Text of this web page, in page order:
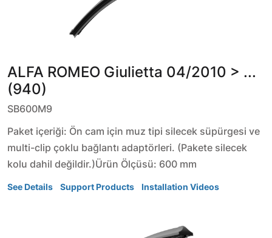
ALFA ROMEO Giulietta 04/2010 > ...
(940)
SB600M9
Paket içeriği: Ön cam için muz tipi silecek süpürgesi ve
multi-clip çoklu bağlantı adaptörleri. (Pakete silecek
kolu dahil değildir.)Ürün Ölçüsü: 600 mm
See Details Support Products Installation Videos